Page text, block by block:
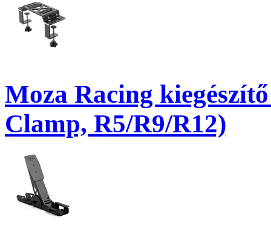
Moza Racing
Clamp, R5/R9/R12)